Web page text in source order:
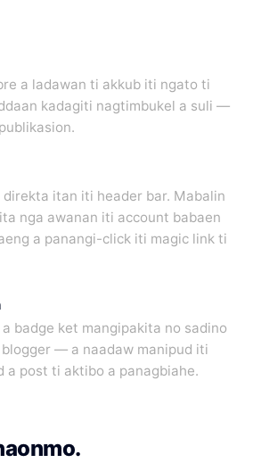
a ladawan ti akkub iti ngato ti
kadagiti nagtimbukel a suli —
itan iti header bar. Mabalin
nga awanan iti account babaen
a panangi-click iti magic link ti
badge ket mangipakita no sadino
— a naadaw manipud iti
a post ti aktibo a panagbiahe.